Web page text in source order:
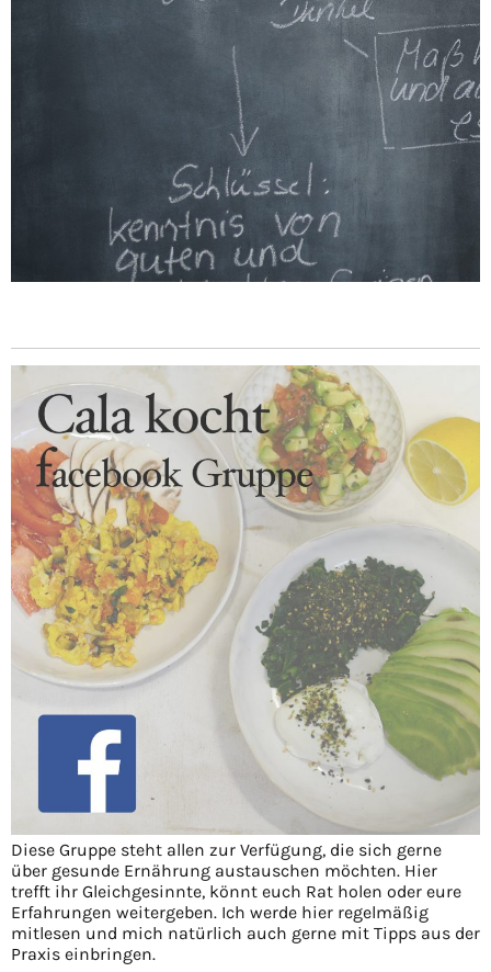
Diese Gruppe steht allen zur Verfügung, die sich gerne
über gesunde Ernährung austauschen möchten. Hier
trefft ihr Gleichgesinnte, könnt euch Rat holen oder eure
Erfahrungen weitergeben. Ich werde hier regelmäßig
mitlesen und mich natürlich auch gerne mit Tipps aus der
Praxis einbringen.